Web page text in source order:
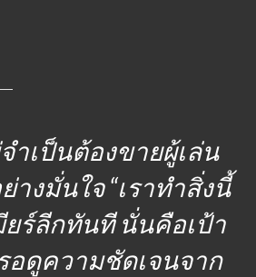
ำเป็นต้องขายผู้เล่น
างมั่นใจ“เราทำสิ่งนี้
ยร์ลีกทันที นั่นคือเป้า
อดูความชัดเจนจาก